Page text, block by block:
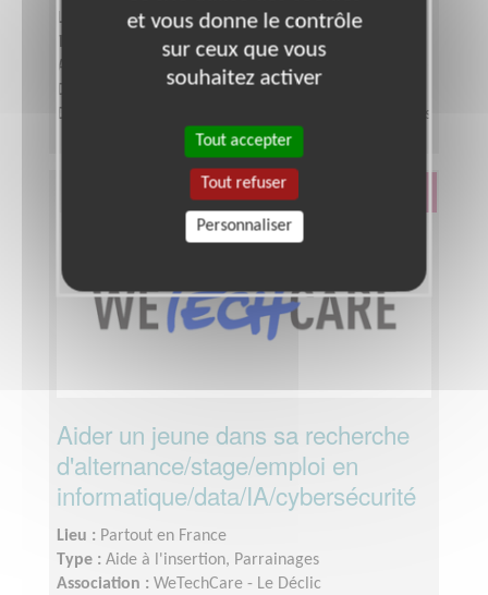
Lieu :
Partout en France
Enseignement, Formation
Association :
Auxilia, une nouvelle chance
Date :
Tout le temps
Disponibilité demandée :
Quelques heures par mois
Aider un jeune dans sa recherche
d'alternance/stage/emploi en
informatique/data/IA/cybersécurité
Lieu : Partout en France
Type : Aide à l'insertion, Parrainages
Association : WeTechCare - Le Déclic
et vous donne le contrôle
sur ceux que vous
souhaitez activer
Tout accepter
Tout refuser
Personnaliser